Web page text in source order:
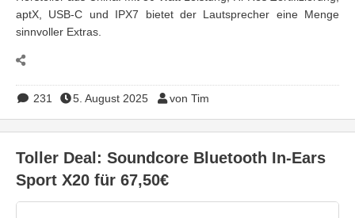
aptX, USB-C und IPX7 bietet der Lautsprecher eine Menge
sinnvoller Extras.
231 5. August 2025 von Tim
Toller Deal: Soundcore Bluetooth In-Ears
Sport X20 für 67,50€